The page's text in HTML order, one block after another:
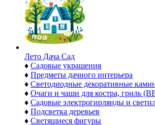
Лето Дача Сад
♦ Садовые украшения
♦ Предметы дачного интерьера
♦ Светодиодные декоративные
♦ Очаги и чаши для костра, гриль
♦ Садовые электрогирлянды и
♦ Подсветка деревьев
♦ Светящиеся фигуры